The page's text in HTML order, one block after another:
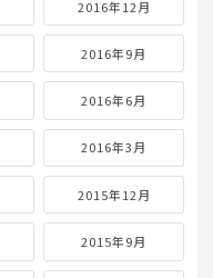
2016年12月
2016年9月
2016年6月
2016年3月
2015年12月
2015年9月